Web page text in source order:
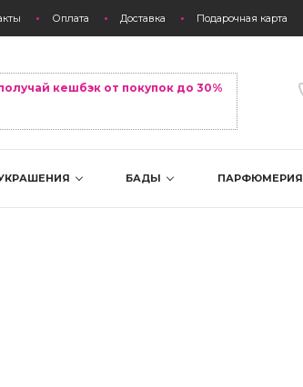
Оплата Доставка Подарочная карта
кешбэк от покупок до 30%
БАДЫ ПАРФЮМЕРИЯ